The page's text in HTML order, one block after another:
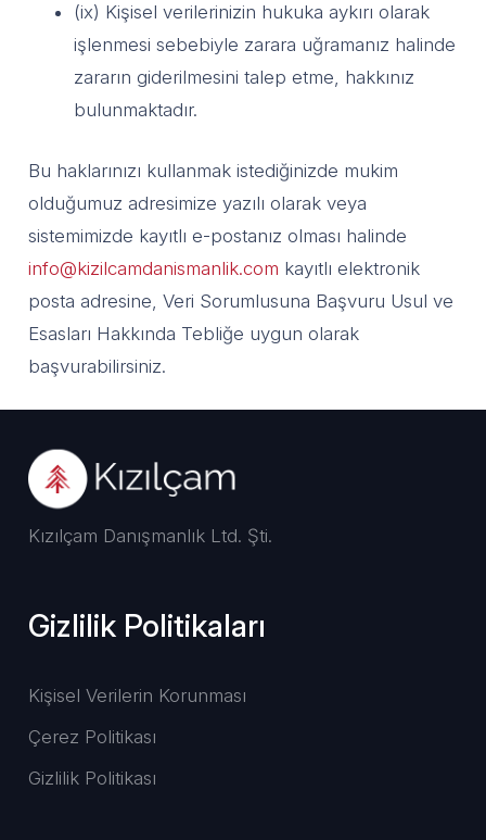
(ix) Kişisel verilerinizin hukuka aykırı olarak
işlenmesi sebebiyle zarara uğramanız halinde
zararın giderilmesini talep etme, hakkınız
bulunmaktadır.
Bu haklarınızı kullanmak istediğinizde mukim
olduğumuz adresimize yazılı olarak veya
sistemimizde kayıtlı e-postanız olması halinde
info@kizilcamdanismanlik.com kayıtlı elektronik
posta adresine, Veri Sorumlusuna Başvuru Usul ve
Esasları Hakkında Tebliğe uygun olarak
başvurabilirsiniz.
Kızılçam Danışmanlık Ltd. Şti.
Gizlilik Politikaları
Kişisel Verilerin Korunması
Çerez Politikası
Gizlilik Politikası